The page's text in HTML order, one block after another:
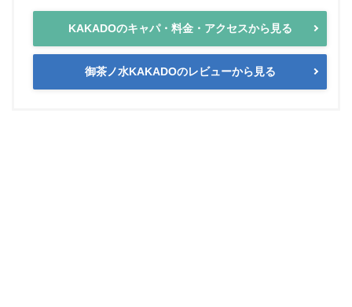
KAKADOのキャパ・料金・アクセスから見る
御茶ノ水KAKADOのレビューから見る